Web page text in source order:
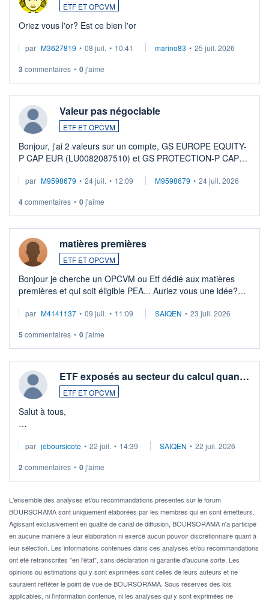
ETF ET OPCVM
Oriez vous l'or? Est ce bien l'or
par M3627819 • 08 juil. • 10:41 marino83 • 25 juil. 2026
3 commentaires • 0j'aime
Valeur pas négociable
ETF ET OPCVM
Bonjour, j'ai 2 valeurs sur un compte, GS EUROPE EQUITY-
P CAP EUR (LU0082087510) et GS PROTECTION-P CAP
veux procéder à la vente, on me signale ...
par M9598679 • 24 juil. • 12:09 M9598679 • 24 juil. 2026
4commentaires • 0j'aime
matières premières
ETF ET OPCVM
Bonjour je cherche un OPCVM ou Etf dédié aux matières
premières et qui soit éligible PEA... Auriez vous une idée?
par M4141137 • 09 juil. • 11:09 SAIQEN • 23 juil. 2026
5 commentaires • 0j'aime
ETF exposés au secteur du calcul quan…
ETF ET OPCVM
Salut à tous,
via un ETF plutôt que des actions individuelles.
Idéalement, je voudrais qu'il soit éligible au PEA.
Pour l' ...
par jeboursicote • 22 juil. • 14:39 SAIQEN • 22 juil. 2026
2 commentaires • 0j'aime
L'ensemble des analyses et/ou recommandations présentes sur le forum
BOURSORAMA sont uniquement élaborées par les membres qui en sont émetteurs.
Agissant exclusivement en qualité de canal de diffusion, BOURSORAMA n'a participé
en aucune manière à leur élaboration ni exercé aucun pouvoir discrétionnaire quant à
leur sélection. Les informations contenues dans ces analyses et/ou recommandations
ont été retranscrites "en l'état", sans déclaration ni garantie d'aucune sorte. Les
opinions ou estimations qui y sont exprimées sont celles de leurs auteurs et ne
sauraient refléter le point de vue de BOURSORAMA. Sous réserves des lois
applicables, ni l'information contenue, ni les analyses qui y sont exprimées ne